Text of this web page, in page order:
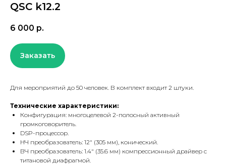
QSC k12.2
6 000 р.
Заказать
Для мероприятий до 50 человек. В комплект входит 2 штуки.
Технические характеристики:
Конфигурация: многоцелевой 2-полосный активный
громкоговоритель.
DSP-процессор.
НЧ преобразователь: 12" (305 мм), конический.
ВЧ преобразователь: 1.4" (35.6 мм) компрессионный драйвер с
титановой диафрагмой.